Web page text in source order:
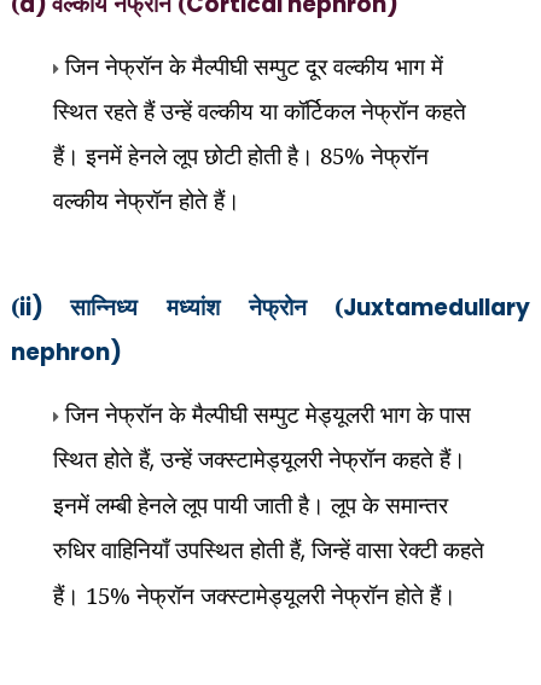
जिन नेफ्रॉन के मैल्पीघी सम्पुट दूर वल्कीय भाग में
स्थित रहते हैं उन्हें वल्कीय या कॉर्टिकल नेफ्रॉन कहते
हैं। इनमें हेनले लूप छोटी होती है। 85% नेफ्रॉन
वल्कीय नेफ्रॉन होते हैं।
(ii)सान्निध्य मध्यांश नेफ्रोन (Juxtamedullary
nephron)
जिन नेफ्रॉन के मैल्पीघी सम्पुट मेड्यूलरी भाग के पास
स्थित होते हैं,उन्हें जक्स्टामेड्यूलरी नेफ्रॉन कहते हैं।
इनमें लम्बी हेनले लूप पायी जाती है। लूप के समान्तर
रुधिर वाहिनियाँ उपस्थित होती हैं,जिन्हें वासा रेक्टी कहते
हैं। 15% नेफ्रॉन जक्स्टामेड्यूलरी नेफ्रॉन होते हैं।